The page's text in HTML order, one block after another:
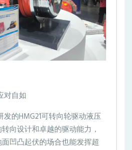
对自如
的HMG21可转向轮驱动液压
向设计和卓越的驱动能力，
凹凸起伏的场合也能发挥超